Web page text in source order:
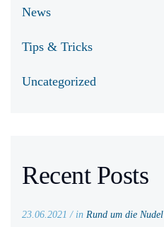
News
Tips & Tricks
Uncategorized
Recent Posts
23.06.2021 / in Rund um die Nudel